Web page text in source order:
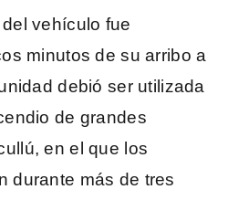
vehículo fue
minutos de su arribo a
debió ser utilizada
de grandes
en el que los
durante más de tres